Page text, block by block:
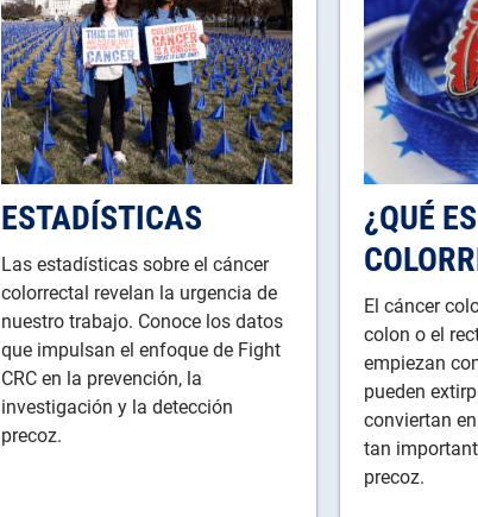
ESTADÍSTICAS
Las estadísticas sobre el cáncer
colorrectal revelan la urgencia de
nuestro trabajo. Conoce los datos
que impulsan el enfoque de Fight
CRC en la prevención, la
investigación y la detección
precoz.
¿QUÉ
El cáncer
colon o el
empiezan
pueden
conviertan
tan
precoz.